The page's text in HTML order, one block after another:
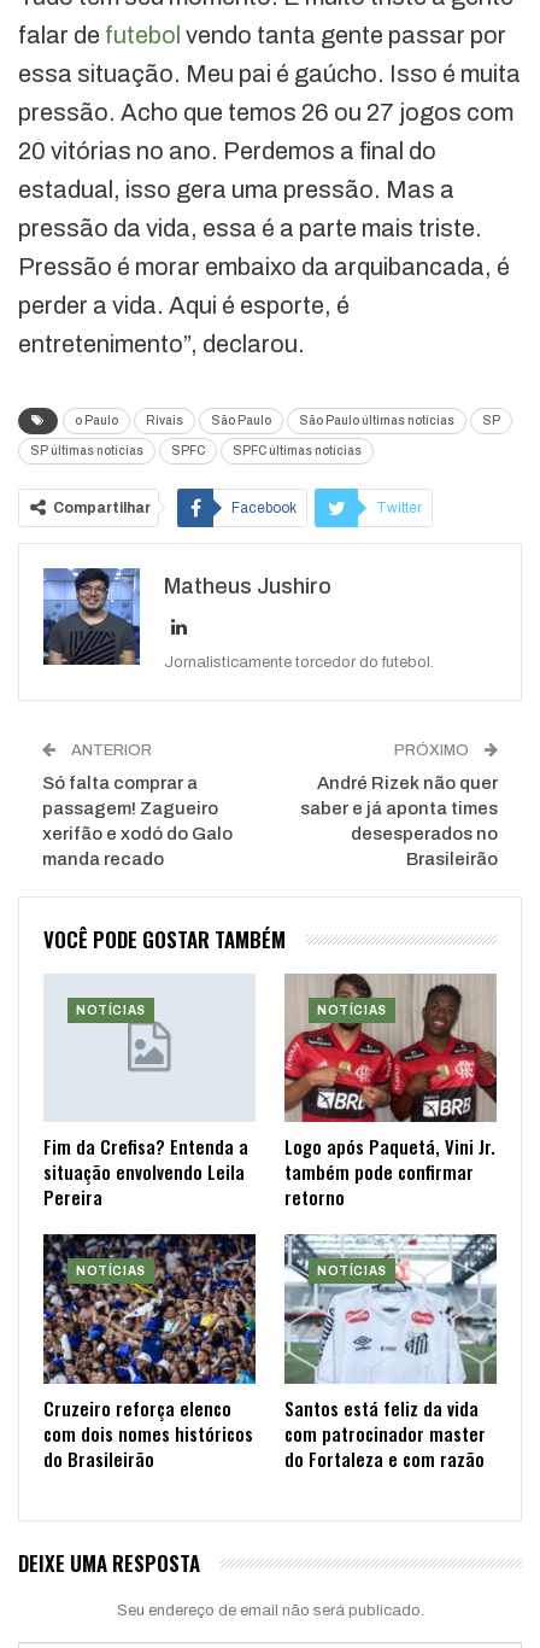
falar de futebol vendo tanta gente passar por
essa situação. Meu pai é gaúcho. Isso é muita
pressão. Acho que temos 26 ou 27 jogos com
20 vitórias no ano. Perdemos a final do
estadual, isso gera uma pressão. Mas a
pressão da vida, essa é a parte mais triste.
Pressão é morar embaixo da arquibancada, é
perder a vida. Aqui é esporte, é
entretenimento”, declarou.
o Paulo Rivais São Paulo São Paulo últimas notícias SP
SP últimas notícias SPFC SPFC últimas notícias
Compartilhar Facebook Twitter
WhatsApp
Matheus Jushiro
Jornalisticamente torcedor do futebol.
ANTERIOR
Só falta comprar a
passagem! Zagueiro
xerifão e xodó do Galo
manda recado
PRÓXIMO
André Rizek não quer
saber e já aponta times
desesperados no
Brasileirão
VOCÊ PODE GOSTAR TAMBÉM
NOTÍCIAS
Fim da Crefisa? Entenda a
situação envolvendo Leila
Pereira
NOTÍCIAS
Logo após Paquetá, Vini Jr.
também pode confirmar
retorno
NOTÍCIAS
Cruzeiro reforça elenco
com dois nomes históricos
do Brasileirão
NOTÍCIAS
Santos está feliz da vida
com patrocinador master
do Fortaleza e com razão
DEIXE UMA RESPOSTA
Seu endereço de email não será publicado.